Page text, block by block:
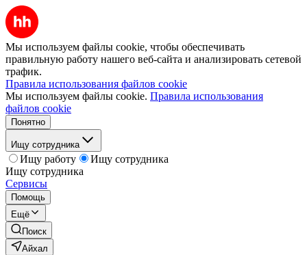
Мы используем файлы cookie, чтобы обеспечивать
правильную работу нашего веб-сайта и анализировать сетевой
трафик.
Правила использования файлов cookie
Мы используем файлы cookie. Правила использования
файлов cookie
Понятно
Ищу сотрудника
Ищу работу
Ищу сотрудника
Ищу сотрудника
Сервисы
Помощь
Ещё
Поиск
Айхал